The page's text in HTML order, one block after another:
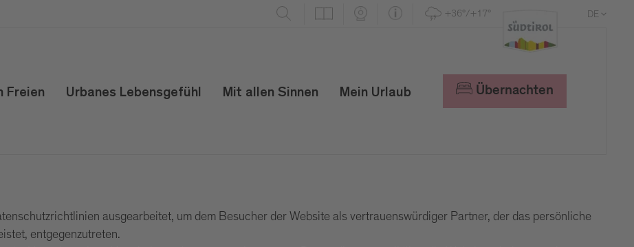
+36°/+17° DE
Freien Urbanes Lebensgefühl Mit allen Sinnen Mein Urlaub Übernachten
ausgearbeitet, um dem Besucher der Website als vertrauenswürdiger Partner, der das persönliche
entgegenzutreten.